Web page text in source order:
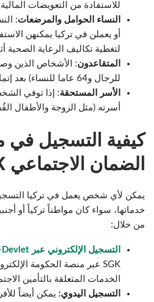
للاستفادة من التعويضات
النساء الحوامل والمرضعات:
أو يعملن في تركيا يمكنهن
لتغطية تكاليف الرعاية الصحية
المتقاعدون
للرجال و64 عاما للنساء) بعد إتمام مدة الاشتراك المطلوبة.
الأسر المستحقة: إذا توفي
أسرته (مثل الزوجة والأطفال
كيفية التسجيل
الضمان الاجتماعي SGK
خدماتها، سواء كان مواطناً تركياً أو
من خلال:
التسجيل الإلكتروني عبر e-Devlet
SGK عبر منصة الحكومة الإلكترونية
الخدمات المتعلقة بالتأمين
التسجيل اليدوي: يمكن أيضاً